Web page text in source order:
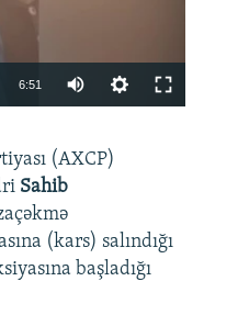
6:51
360p
720p
1080p
(AXCP)
Sahib
(kars) salındığı
başladığı